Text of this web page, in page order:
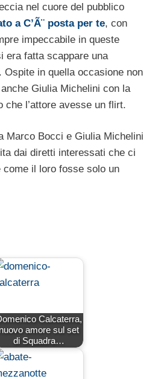
nel cuore del pubblico
a C’Ã¨ posta per te, con
impeccabile in queste
era fatta scappare una
Ospite in quella occasione non
Giulia Michelini con la
che l’attore avesse un flirt.
Marco Bocci e Giulia Michelini
dai diretti interessati che ci
come il loro fosse solo un
Calcaterra,
nuovo amore sul set
di Squadra…